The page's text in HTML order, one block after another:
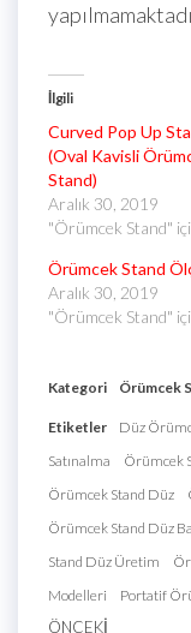
İlgili
Curved Pop Up
(Oval Kavisli
Stand)
Aralık 30, 2019
"Örümcek Stand"
Örümcek Stand
Aralık 30, 2019
"Örümcek Stand"
Kategori Örümcek
Etiketler Düz
Satınalma
Örümcek
Örümcek Stand Düz
Örümcek Stand Düz
Stand Düz Üretim
Modelleri
Portatif
ÖNCEKI